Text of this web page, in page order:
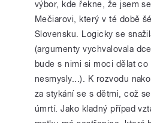
výbor, kde řekne, že jsem
Mečiarovi, který v té době
Slovensku. Logicky se
(argumenty vychvalovala
bude s nimi si moci dělat
nesmysly...). K rozvodu
za stykání se s dětmi, což
úmrtí. Jako kladný případ